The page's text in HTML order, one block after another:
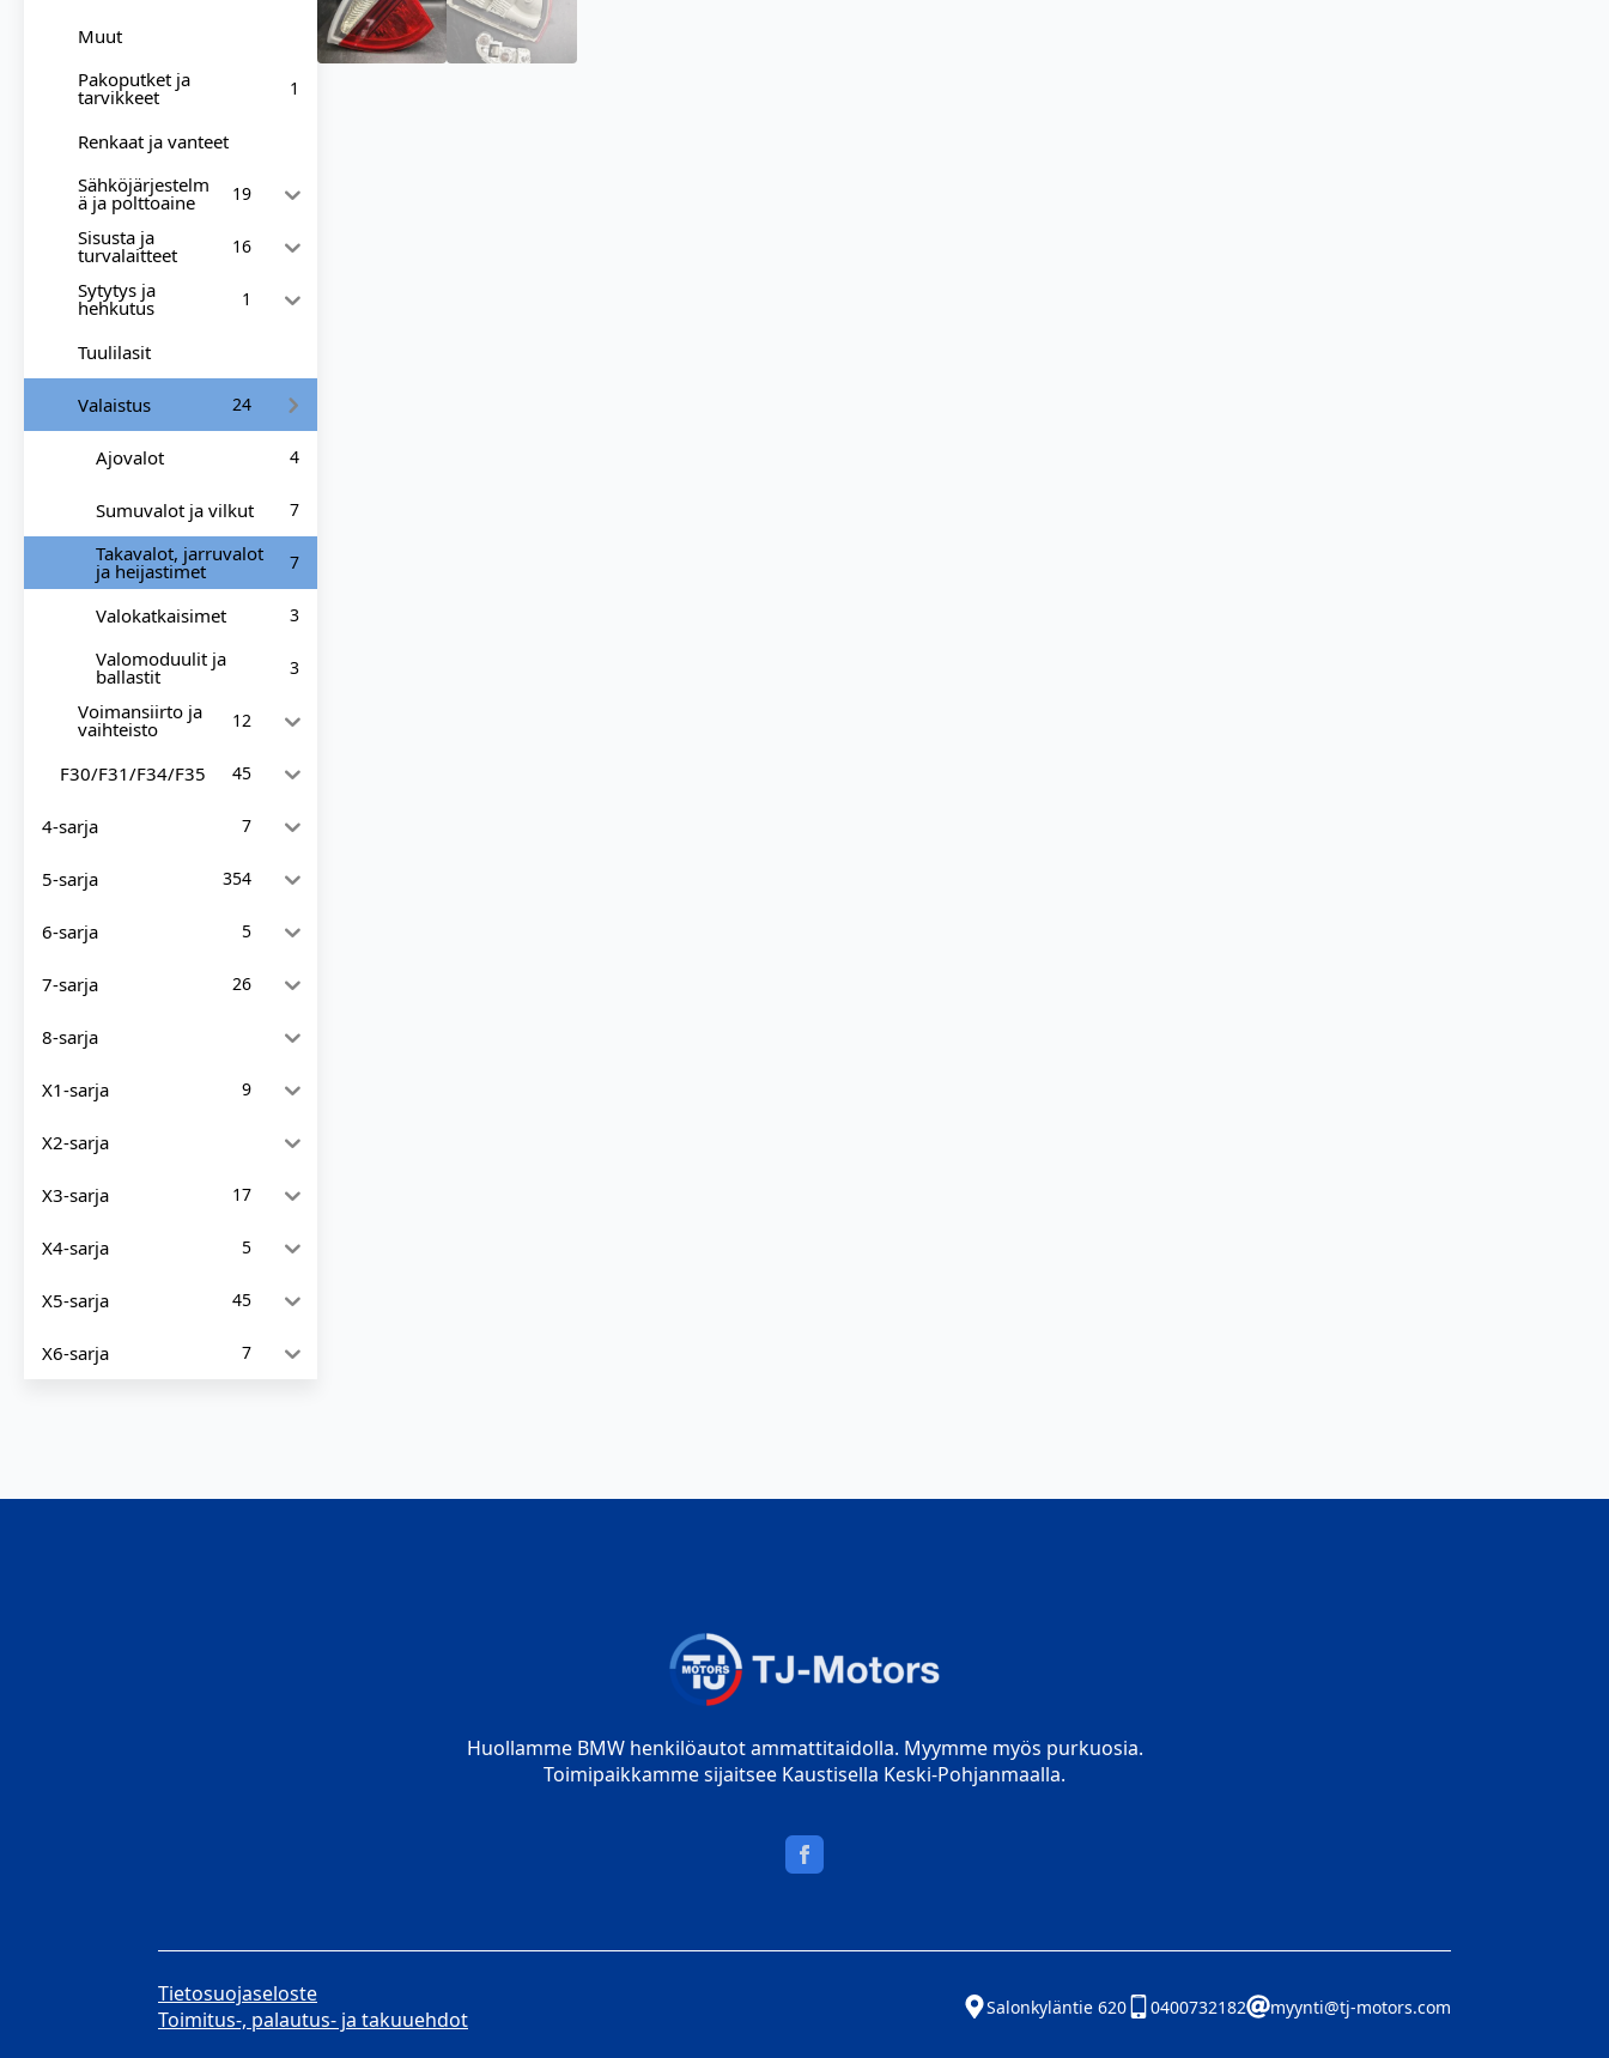
Muut
Pakoputket ja
tarvikkeet 1
Renkaat ja vanteet
Sähköjärjestelm
ä ja polttoaine 19
Sisusta ja
turvalaitteet 16
Sytytys ja
hehkutus 1
Tuulilasit
Valaistus 24
Ajovalot 4
Sumuvalot ja vilkut 7
Takavalot, jarruvalot
ja heijastimet 7
Valokatkaisimet 3
Valomoduulit ja
ballastit 3
Voimansiirto ja
vaihteisto 12
F30/F31/F34/F35 45
4-sarja 7
5-sarja 354
6-sarja 5
7-sarja 26
8-sarja
X1-sarja 9
X2-sarja
X3-sarja 17
X4-sarja 5
X5-sarja 45
X6-sarja 7
Huollamme BMW henkilöautot ammattitaidolla. Myymme myös purkuosia.
Toimipaikkamme sijaitsee Kaustisella Keski-Pohjanmaalla.
Tietosuojaseloste
Toimitus-, palautus- ja takuuehdot
Salonkyläntie 620 0400732182 myynti@tj-motors.com